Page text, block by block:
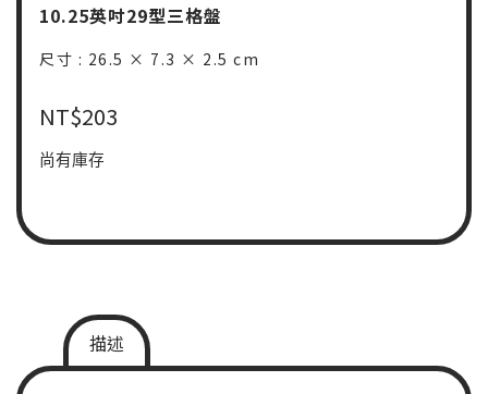
10.25英吋29型三格盤
尺寸 : 26.5 × 7.3 × 2.5 cm
NT$203
尚有庫存
描述